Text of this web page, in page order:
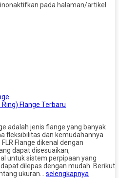
pada halaman/artikel
Flange Terbaru
adalah jenis flange yang banyak
fleksibilitas dan kemudahannya
Flange dikenal dengan
dapat disesuaikan,
untuk sistem perpipaan yang
dilepas dengan mudah. Berikut
ukuran… selengkapnya